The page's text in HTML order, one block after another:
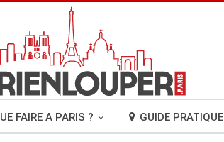
FAIRE A PARIS ? GUIDE PRATIQUE